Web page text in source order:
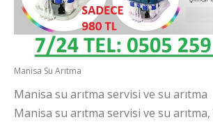
Manisa Su Arıtma
Manisa su arıtma servisi ve su arıtma
Manisa su arıtma servisi ve su